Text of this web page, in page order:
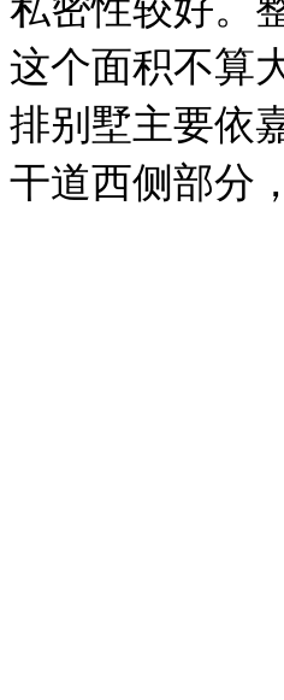
私密性较好。
这个面积不算
排别墅主要依
干道西侧部分